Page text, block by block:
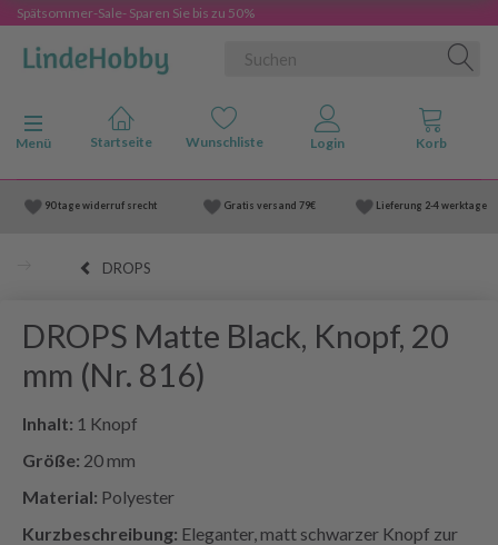
Spätsommer-Sale- Sparen Sie bis zu 50%
Anzeige ändern
Menü
90 tage widerruf srecht Gratis versand 79€ Lieferung 2-4 werktage
DROPS
DROPS Matte Black, Knopf, 20
mm (Nr. 816)
Inhalt: 1 Knopf
Größe: 20 mm
Material: Polyester
Kurzbeschreibung: Eleganter, matt schwarzer Knopf zur